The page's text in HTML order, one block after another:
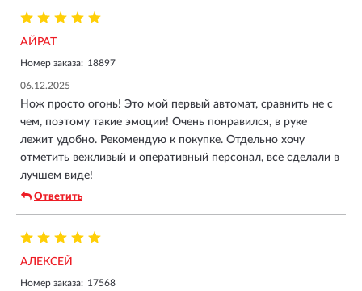
АЙРАТ
Номер заказа: 18897
06.12.2025
Нож просто огонь! Это мой первый автомат, сравнить не с
чем, поэтому такие эмоции! Очень понравился, в руке
лежит удобно. Рекомендую к покупке. Отдельно хочу
отметить вежливый и оперативный персонал, все сделали в
лучшем виде!
Ответить
АЛЕКСЕЙ
Номер заказа: 17568